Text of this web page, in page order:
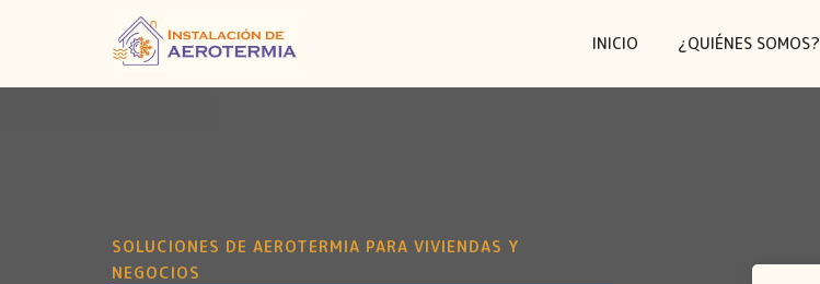
INICIO ¿QUIÉNES SOMOS?
SOLUCIONES DE AEROTERMIA PARA VIVIENDAS Y
NEGOCIOS